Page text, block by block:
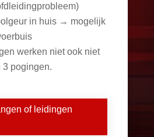
in huis → mogelijk
werken niet ook niet
3 pogingen.
of leidingen